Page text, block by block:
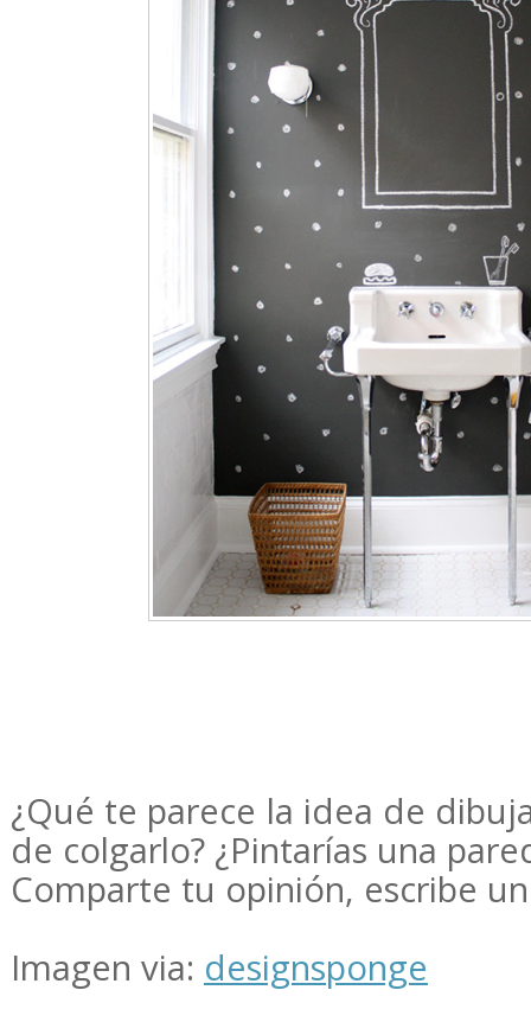
¿Qué te parece la idea de
de colgarlo? ¿Pintarías una
Comparte tu opinión, escribe
Imagen via: designsponge